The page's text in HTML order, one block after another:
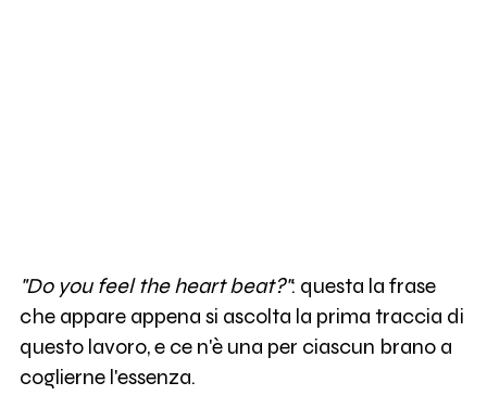
"Do you feel the heart beat?": questa la frase
che appare appena si ascolta la prima traccia di
questo lavoro, e ce n'è una per ciascun brano a
coglierne l'essenza.